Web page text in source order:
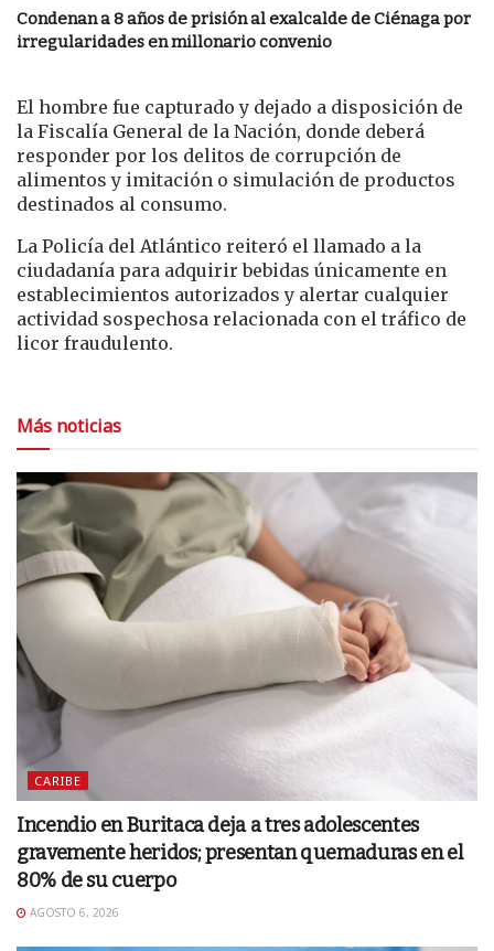
Condenan a 8 años de prisión al exalcalde de Ciénaga por
irregularidades en millonario convenio
El hombre fue capturado y dejado a disposición de
la Fiscalía General de la Nación, donde deberá
responder por los delitos de corrupción de
alimentos y imitación o simulación de productos
destinados al consumo.
La Policía del Atlántico reiteró el llamado a la
ciudadanía para adquirir bebidas únicamente en
establecimientos autorizados y alertar cualquier
actividad sospechosa relacionada con el tráfico de
licor fraudulento.
Más noticias
CARIBE
Incendio en Buritaca deja a tres adolescentes
gravemente heridos; presentan quemaduras en el
80% de su cuerpo
AGOSTO 6, 2026